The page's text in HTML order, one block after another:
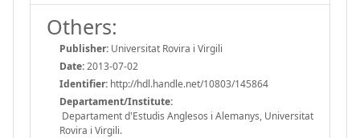
Others:
Publisher: Universitat Rovira i Virgili
Date:2013-07-02
Identifier: http://hdl.handle.net/10803/145864
Departament/Institute:
Departament d'Estudis Anglesos i Alemanys, Universitat
Rovira i Virgili.